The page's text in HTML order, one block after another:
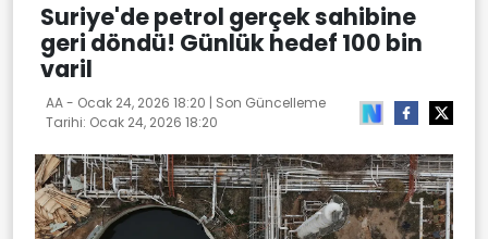
Suriye'de petrol gerçek sahibine
geri döndü! Günlük hedef 100 bin
varil
AA - Ocak 24, 2026 18:20 | Son Güncelleme
Tarihi: Ocak 24, 2026 18:20